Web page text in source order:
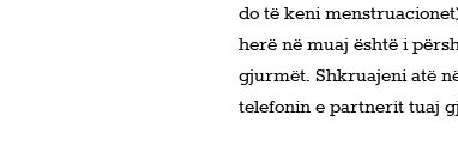
do të keni
herë në muaj është i
gjurmët. Shkruajeni atë
telefonin e partnerit tuaj